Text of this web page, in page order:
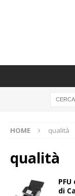
HOME qualità
qualità
di